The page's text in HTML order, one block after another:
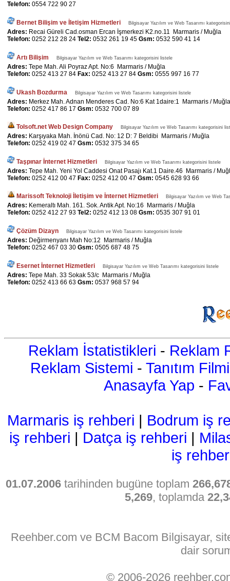
Telefon: 0554 722 90 27
Bernet Bilişim ve İletişim Hizmetleri Bilgisayar Yazılım ve Web Tasarımı
Adres: Recai Güreli Cad.osman Ercan İşmerkezi K2.no.11 Marmaris / Muğla
Telefon: 0252 212 28 24 Tel2: 0532 261 19 45 Gsm: 0532 590 41 14
Artı Bilişim Bilgisayar Yazılım ve Web Tasarımı kategorisini listele
Adres: Tepe Mah. Ali Poyraz Apt. No:6 Marmaris / Muğla
Telefon: 0252 413 27 84 Fax: 0252 413 27 84 Gsm: 0555 997 16 77
Ukash Bozdurma Bilgisayar Yazılım ve Web Tasarımı kategorisini listele
Adres: Merkez Mah. Adnan Menderes Cad. No:6 Kat 1daire:1 Marmaris / Muğla
Telefon: 0252 417 86 17 Gsm: 0532 700 07 89
Tolsoft.net Web Design Company Bilgisayar Yazılım ve Web Tasarımı kategorisini
Adres: Karşıyaka Mah. İnönü Cad. No: 12 D: 7 Beldibi Marmaris / Muğla
Telefon: 0252 419 02 47 Gsm: 0532 375 34 65
Taşpınar İnternet Hizmetleri Bilgisayar Yazılım ve Web Tasarımı kategorisini listele
Adres: Tepe Mah. Yeni Yol Caddesi Onat Pasajı Kat.1 Daire.46 Marmaris /
Telefon: 0252 412 00 47 Fax: 0252 412 00 47 Gsm: 0545 628 93 66
Marissoft Teknoloji İletişim ve İnternet Hizmetleri Bilgisayar Yazılım ve Web
Adres: Kemeraltı Mah. 161. Sok. Antik Apt. No:16 Marmaris / Muğla
Telefon: 0252 412 27 93 Tel2: 0252 412 13 08 Gsm: 0535 307 91 01
Çözüm Dizayn Bilgisayar Yazılım ve Web Tasarımı kategorisini listele
Adres: Değirmenyanı Mah No:12 Marmaris / Muğla
Telefon: 0252 467 03 30 Gsm: 0505 687 48 75
Esernet İnternet Hizmetleri Bilgisayar Yazılım ve Web Tasarımı kategorisini listele
Adres: Tepe Mah. 33 Sokak 53/c Marmaris / Muğla
Telefon: 0252 413 66 63 Gsm: 0537 968 57 94
Reklam İstatistikleri - Reklam
Reklam Sistemi - Tanıtım Filmi
Anasayfa Yap -
Marmaris iş rehberi | Bodrum iş
iş rehberi | Datça iş rehberi |
iş
01.07.2006 tarihinden bugüne toplam
5,269, toplamda
Reehber.com ve BCM Bacom Bilgisayar,
dair
© 2006-2026